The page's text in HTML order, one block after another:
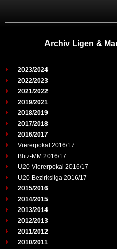
Archiv Ligen &
2023/2024
2022/2023
2021/2022
2019/2021
2018/2019
2017/2018
2016/2017
Viererpokal 2016/17
Blitz-MM 2016/17
U20-Viererpokal 2016/17
U20-Bezirksliga 2016/17
2015/2016
2014/2015
2013/2014
2012/2013
2011/2012
2010/2011